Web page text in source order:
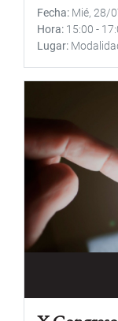
Fecha Mié, 28/
Hora 15:00 -
Lugar